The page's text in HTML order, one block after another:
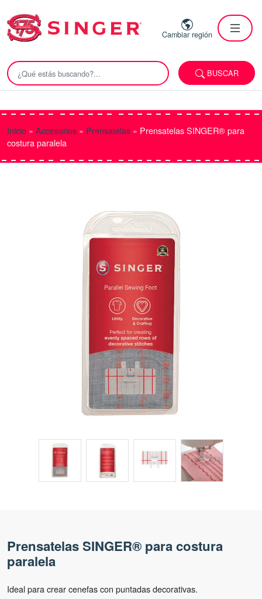
Cambiar región
BUSCAR
Inicio » Accesorios » Prensatelas » Prensatelas SINGER® para
costura paralela
Prensatelas SINGER® para costura
paralela
Ideal para crear cenefas con puntadas decorativas.